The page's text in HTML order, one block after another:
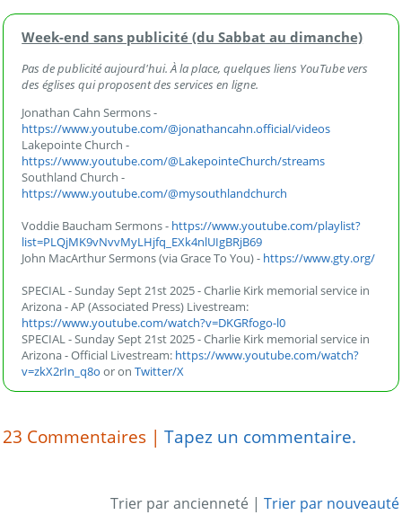
Week-end sans publicité (du Sabbat au dimanche)
Pas de publicité aujourd'hui. À la place, quelques liens YouTube vers
des églises qui proposent des services en ligne.
Jonathan Cahn Sermons -
https://www.youtube.com/@jonathancahn.official/videos
Lakepointe Church -
https://www.youtube.com/@LakepointeChurch/streams
Southland Church -
https://www.youtube.com/@mysouthlandchurch
Voddie Baucham Sermons - https://www.youtube.com/playlist?
list=PLQjMK9vNvvMyLHjfq_EXk4nlUIgBRjB69
John MacArthur Sermons (via Grace To You) - https://www.gty.org/
SPECIAL - Sunday Sept 21st 2025 - Charlie Kirk memorial service in
Arizona - AP (Associated Press) Livestream:
https://www.youtube.com/watch?v=DKGRfogo-l0
SPECIAL - Sunday Sept 21st 2025 - Charlie Kirk memorial service in
Arizona - Official Livestream: https://www.youtube.com/watch?
v=zkX2rIn_q8o or onTwitter/X
23 Commentaires |Tapez un commentaire.
Trier par ancienneté | Trier par nouveauté